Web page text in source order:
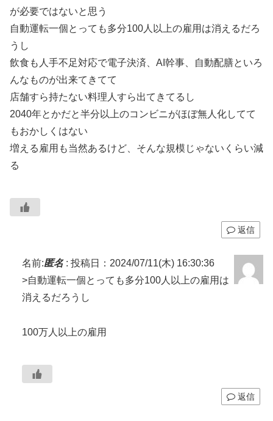
が必要ではないと思う
自動運転一個とっても多分100人以上の雇用は消えるだろ
うし
飲食も人手不足対応で電子決済、AI幹事、自動配膳といろ
んなものが出来てきてて
店舗すら持たない料理人すら出てきてるし
2040年とかだと半分以上のコンビニがほぼ無人化してて
もおかしくはない
増える雇用も当然あるけど、そんな規模じゃないくらい減
る
返信
名前:匿名: 投稿日：2024/07/11(木) 16:30:36
>自動運転一個とっても多分100人以上の雇用は
消えるだろうし
100万人以上の雇用
返信